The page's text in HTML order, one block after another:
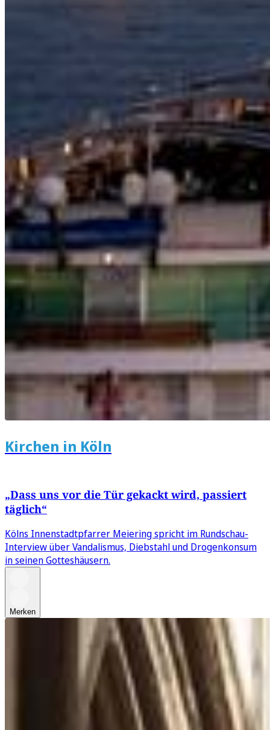
Kirchen in Köln
„Dass uns vor die Tür gekackt wird, passiert
täglich“
Kölns Innenstadtpfarrer Meiering spricht im Rundschau-
Interview über Vandalismus, Diebstahl und Drogenkonsum
in seinen Gotteshäusern.
Merken